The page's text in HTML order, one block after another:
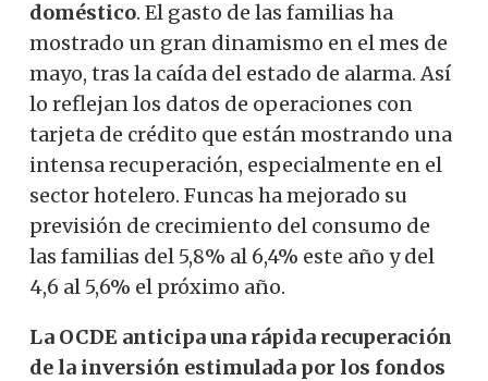
doméstico. El gasto de las familias ha
mostrado un gran dinamismo en el mes de
mayo, tras la caída del estado de alarma. Así
lo reflejan los datos de operaciones con
tarjeta de crédito que están mostrando una
intensa recuperación, especialmente en el
sector hotelero. Funcas ha mejorado su
previsión de crecimiento del consumo de
las familias del 5,8% al 6,4% este año y del
4,6 al 5,6% el próximo año.
La OCDE anticipa una rápida recuperación
de la inversión estimulada por los fondos